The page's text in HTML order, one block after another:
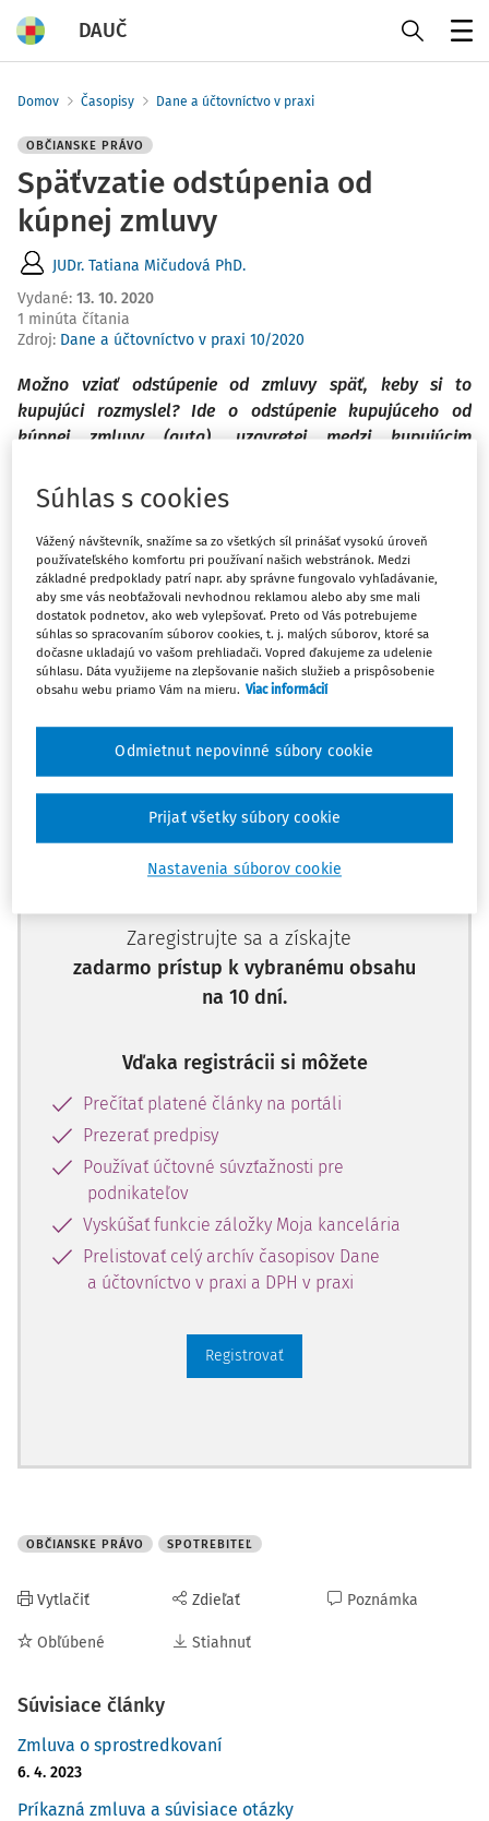
DAUČ
Domov Časopisy Dane a účtovníctvo v praxi
OBČIANSKE PRÁVO
Späťvzatie odstúpenia od
kúpnej zmluvy
JUDr. Tatiana Mičudová PhD.
Vydané: 13. 10. 2020
1 minúta čítania
Zdroj: Dane a účtovníctvo v praxi 10/2020
Možno vziať odstúpenie od zmluvy späť, keby si to
kupujúci rozmyslel? Ide o odstúpenie kupujúceho od
kúpnej zmluvy (auta), uzavretej medzi kupujúcim
zákona č. 513/1991 Zb. Obchodný zákonník v z. n. p., ktoré
Odstúpe
Máte predplatné? Prihláste sa
Zatiaľ ste si prečítali len začiatok...
Celý dokument je len pre
predplatiteľov.
Zaregistrujte sa a získajte
zadarmo prístup k vybranému obsahu
na 10 dní.
Vďaka registrácii si môžete
Prečítať platené články na portáli
Prezerať predpisy
Používať účtovné súvzťažnosti pre
podnikateľov
Vyskúšať funkcie záložky Moja kancelária
Prelistovať celý archív časopisov Dane
a účtovníctvo v praxi a DPH v praxi
Registrovať
OBČIANSKE PRÁVO SPOTREBITEĽ
Vytlačiť
Obľúbené
Zdieľať
Stiahnuť
Poznámka
Súvisiace články
Zmluva o sprostredkovaní
6. 4. 2023
Príkazná zmluva a súvisiace otázky
Súhlas s cookies
Vážený návštevník, snažíme sa zo všetkých síl prinášať vysokú úroveň
používateľského komfortu pri používaní našich webstránok. Medzi
základné predpoklady patrí napr. aby správne fungovalo vyhľadávanie,
aby sme vás neobťažovali nevhodnou reklamou alebo aby sme mali
dostatok podnetov, ako web vylepšovať. Preto od Vás potrebujeme
súhlas so spracovaním súborov cookies, t. j. malých súborov, ktoré sa
dočasne ukladajú vo vašom prehliadači. Vopred ďakujeme za udelenie
súhlasu. Dáta využijeme na zlepšovanie našich služieb a prispôsobenie
obsahu webu priamo Vám na mieru. Viac informácií
Nastavenia súborov cookie
Odmietnut nepovinné súbory cookie
Prijať všetky súbory cookie